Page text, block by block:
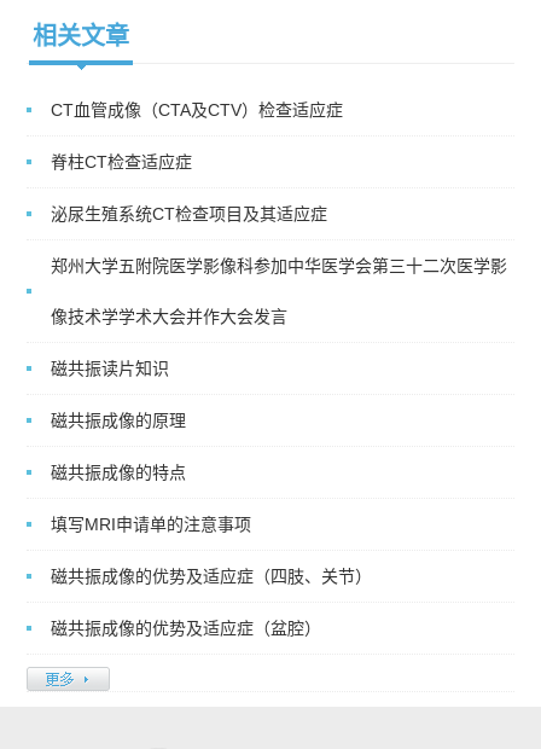
相关文章
CT血管成像（CTA及CTV）检查适应症
脊柱CT检查适应症
泌尿生殖系统CT检查项目及其适应症
郑州大学五附院医学影像科参加中华医学会第三十二次医学影
像技术学学术大会并作大会发言
磁共振读片知识
磁共振成像的原理
磁共振成像的特点
填写MRI申请单的注意事项
磁共振成像的优势及适应症（四肢、关节）
磁共振成像的优势及适应症（盆腔）